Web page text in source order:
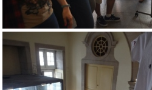
DSC 0100-1024x680